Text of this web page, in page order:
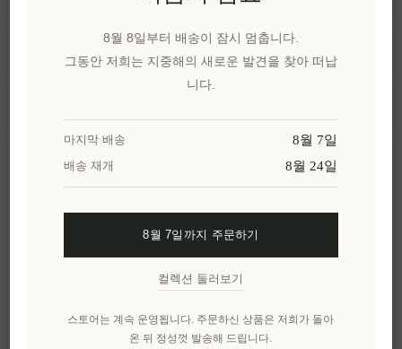
내 계정
8월 8일부터 배송이 잠시 멈춥니다.
그동안 저희는 지중해의 새로운 발견을 찾아 떠납
니다.
마지막 배송 8월 7일
배송 재개 8월 24일
8월 7일까지 주문하기
컬렉션 둘러보기
스토어는 계속 운영됩니다. 주문하신 상품은 저희가 돌아
온 뒤 정성껏 발송해 드립니다.